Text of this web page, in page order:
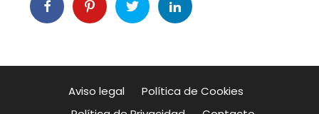
Aviso legal
Política de Cookies